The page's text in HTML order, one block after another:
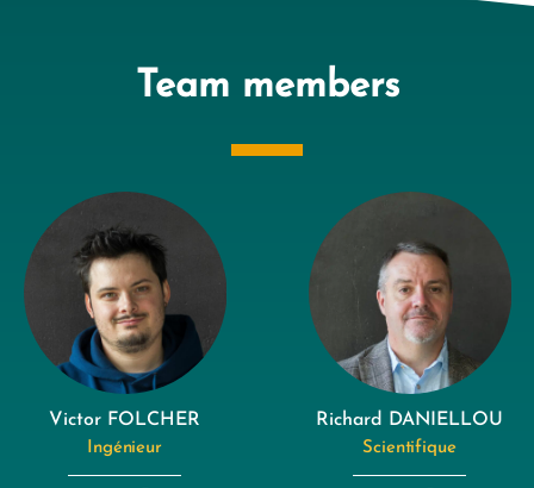
Team members
Victor FOLCHER
Ingénieur
Richard DANIELLOU
Scientifique